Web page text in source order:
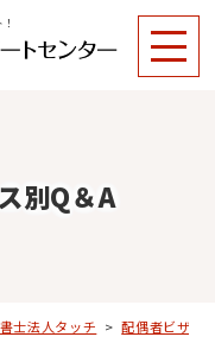
別Q＆A
士法人タッチ >配偶者ビザに